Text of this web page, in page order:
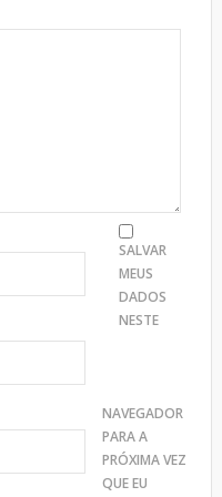
SALVAR
MEUS
DADOS
NESTE
NAVEGADOR
PARA A
PRÓXIMA VEZ
QUE EU